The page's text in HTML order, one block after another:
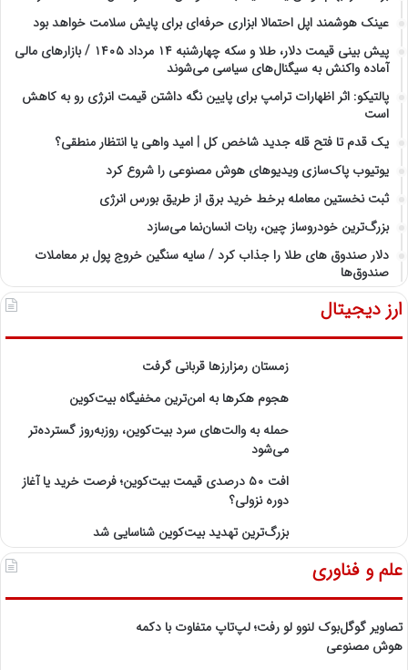
عینک هوشمند اپل احتمالا ابزاری حرفه‌ای برای پایش سلامت خواهد بود
پیش بینی قیمت دلار، طلا و سکه چهارشنبه ۱۴ مرداد ۱۴۰۵ / بازارهای مالی
آماده واکنش به سیگنال‌های سیاسی می‌شوند
پالتیکو: اثر اظهارات ترامپ برای پایین نگه داشتن قیمت انرژی رو به کاهش
است
یک قدم تا فتح قله جدید شاخص کل | امید واهی یا انتظار منطقی؟
یوتیوب پاک‌سازی ویدیوهای هوش مصنوعی را شروع کرد
ثبت نخستین معامله برخط خرید برق از طریق بورس انرژی
بزرگ‌ترین خودروساز چین، ربات انسان‌نما می‌سازد
دلار صندوق های طلا را جذاب کرد / سایه سنگین خروج پول بر معاملات
صندوق‌ها
ارز دیجیتال
زمستان رمزارزها قربانی گرفت
هجوم هکرها به امن‌ترین مخفیگاه بیت‌کوین
حمله به والت‌های سرد بیت‌کوین، روزبه‌روز گسترده‌تر
می‌شود
افت ۵۰ درصدی قیمت بیت‌کوین؛ فرصت خرید یا آغاز
دوره نزولی؟
بزرگ‌ترین تهدید بیت‌کوین شناسایی شد
علم و فناوری
تصاویر گوگل‌بوک لنوو لو رفت؛ لپ‌تاپ متفاوت با دکمه
هوش مصنوعی